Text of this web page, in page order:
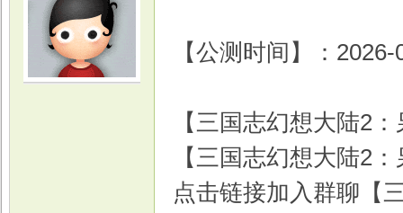
【公测时间】：
【三国志幻想大陆2
【三国志幻想大陆2
点击链接加入群聊【